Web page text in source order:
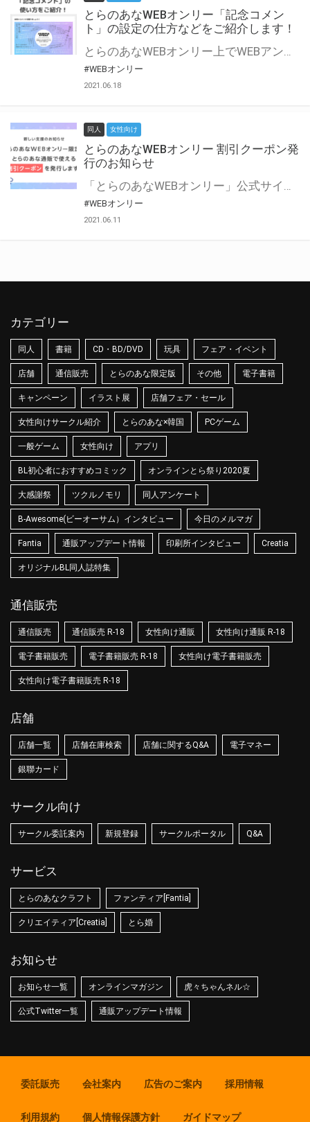
とらのあなWEBオンリー「記念コメン
ト」の設定の仕方などをご紹介します！
とらのあなWEBオンリー上でWEBアンソロジーが作成できる「記念コメント」について、その使い方や作成手順を解説します！ 支援タイプを「サークル参加型」「サークル参加型・マルシェ(イベント会場)機能付き」でお申し込みいただいている主催者様はぜひご活用ください♪ とらのあなWEBオンリーサイトはこちら
#WEBオンリー
2021.06.18
同人 女性向け
とらのあなWEBオンリー 割引クーポン発
行のお知らせ
「とらのあなWEBオンリー」公式サイトでとらのあな通販の「割引クーポン」を配布中！ イベントごとに開催当日限定で使える割引クーポンのシリアルコードを発行します。 とらのあなWEBオンリーのページをチェックして、イベント当日にお得にお買い物を楽しみましょう♪ ※本キャンペーンは予告なく終了する場合がございます。 とらのあなWEBオンリーサイトはこちら
#WEBオンリー
2021.06.11
カテゴリー
同人 書籍 CD・BD/DVD 玩具 フェア・イベント
店舗 通信販売 とらのあな限定版 その他 電子書籍
キャンペーン イラスト展 店舗フェア・セール
女性向けサークル紹介 とらのあな×韓国 PCゲーム
一般ゲーム 女性向け アプリ
BL初心者におすすめコミック オンラインとら祭り2020夏
大感謝祭 ツクルノモリ 同人アンケート
B-Awesome(ビーオーサム）インタビュー 今日のメルマガ
Fantia 通販アップデート情報 印刷所インタビュー Creatia
オリジナルBL同人誌特集
通信販売
通信販売 通信販売 R-18 女性向け通販 女性向け通販 R-18
電子書籍販売 電子書籍販売 R-18 女性向け電子書籍販売
女性向け電子書籍販売 R-18
店舗
店舗一覧 店舗在庫検索 店舗に関するQ&A 電子マネー
銀聯カード
サークル向け
サークル委託案内 新規登録 サークルポータル Q&A
サービス
とらのあなクラフト ファンティア[Fantia]
クリエイティア[Creatia] とら婚
お知らせ
お知らせ一覧 オンラインマガジン 虎々ちゃんネル☆
公式Twitter一覧 通販アップデート情報
委託販売 会社案内 広告のご案内 採用情報
利用規約 個人情報保護方針 ガイドマップ